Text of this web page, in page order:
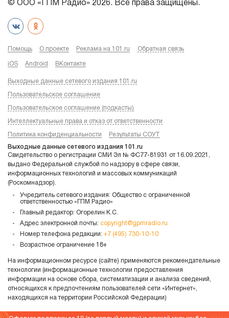
© ООО «ГПМ Радио» 2026. Все права защищены.
Помощь О проекте Реклама на 101.ru Обратная связь
iOS Android ВКонтакте
Выходные данные сетевого издания 101.ru
Пользовательское соглашение
Пользовательское соглашение (подкасты)
Интеллектуальные права и отказ от ответственности
Политика конфиденциальности Результаты СОУТ
Выходные данные сетевого издания 101.ru
Свидетельство о регистрации СМИ Эл № ФС77-81931 от 16.09.2021,
выдано Федеральной службой по надзору в сфере связи,
информационных технологий и массовых коммуникаций
(Роскомнадзор).
Учредитель сетевого издания: Общество с ограниченной
ответственностью «ГПМ Радио»
Главный редактор: Огорелин К.С.
Адрес электронной почты: copyright@gpmradio.ru
Номер телефона редакции: +7 (495) 730-10-10
Возрастное ограничение 18+
На информационном ресурсе (сайте) применяются рекомендательные
технологии (информационные технологии предоставления
информации на основе сбора, систематизации и анализа сведений,
относящихся к предпочтениям пользователей сети «Интернет»,
находящихся на территории Российской Федерации)